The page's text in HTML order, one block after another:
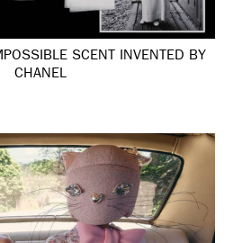
SCENT INVENTED BY
CHANEL